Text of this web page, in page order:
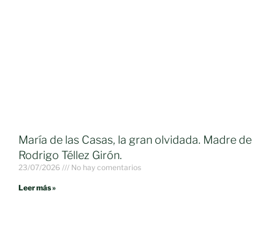
María de las Casas, la gran olvidada. Madre de
Rodrigo Téllez Girón.
23/07/2026 No hay comentarios
Leer más »